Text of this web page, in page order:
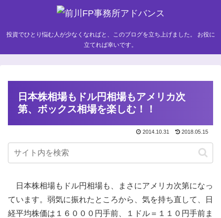
投資でひとり悩む人が少なくなればと、このブログを立ち上げました。 お役に
立てれば幸いです。
日本株相場もドル円相場もアメリカ次
第、ボックス相場を楽しむ！！
2014.10.31 2018.05.15
日本株相場もドル円相場も、まさにアメリカ次第になっ
ています。弱気に振れたところから、気を持ち直して、日
経平均株価は１６０００円手前、１ドル＝１１０円手前ま